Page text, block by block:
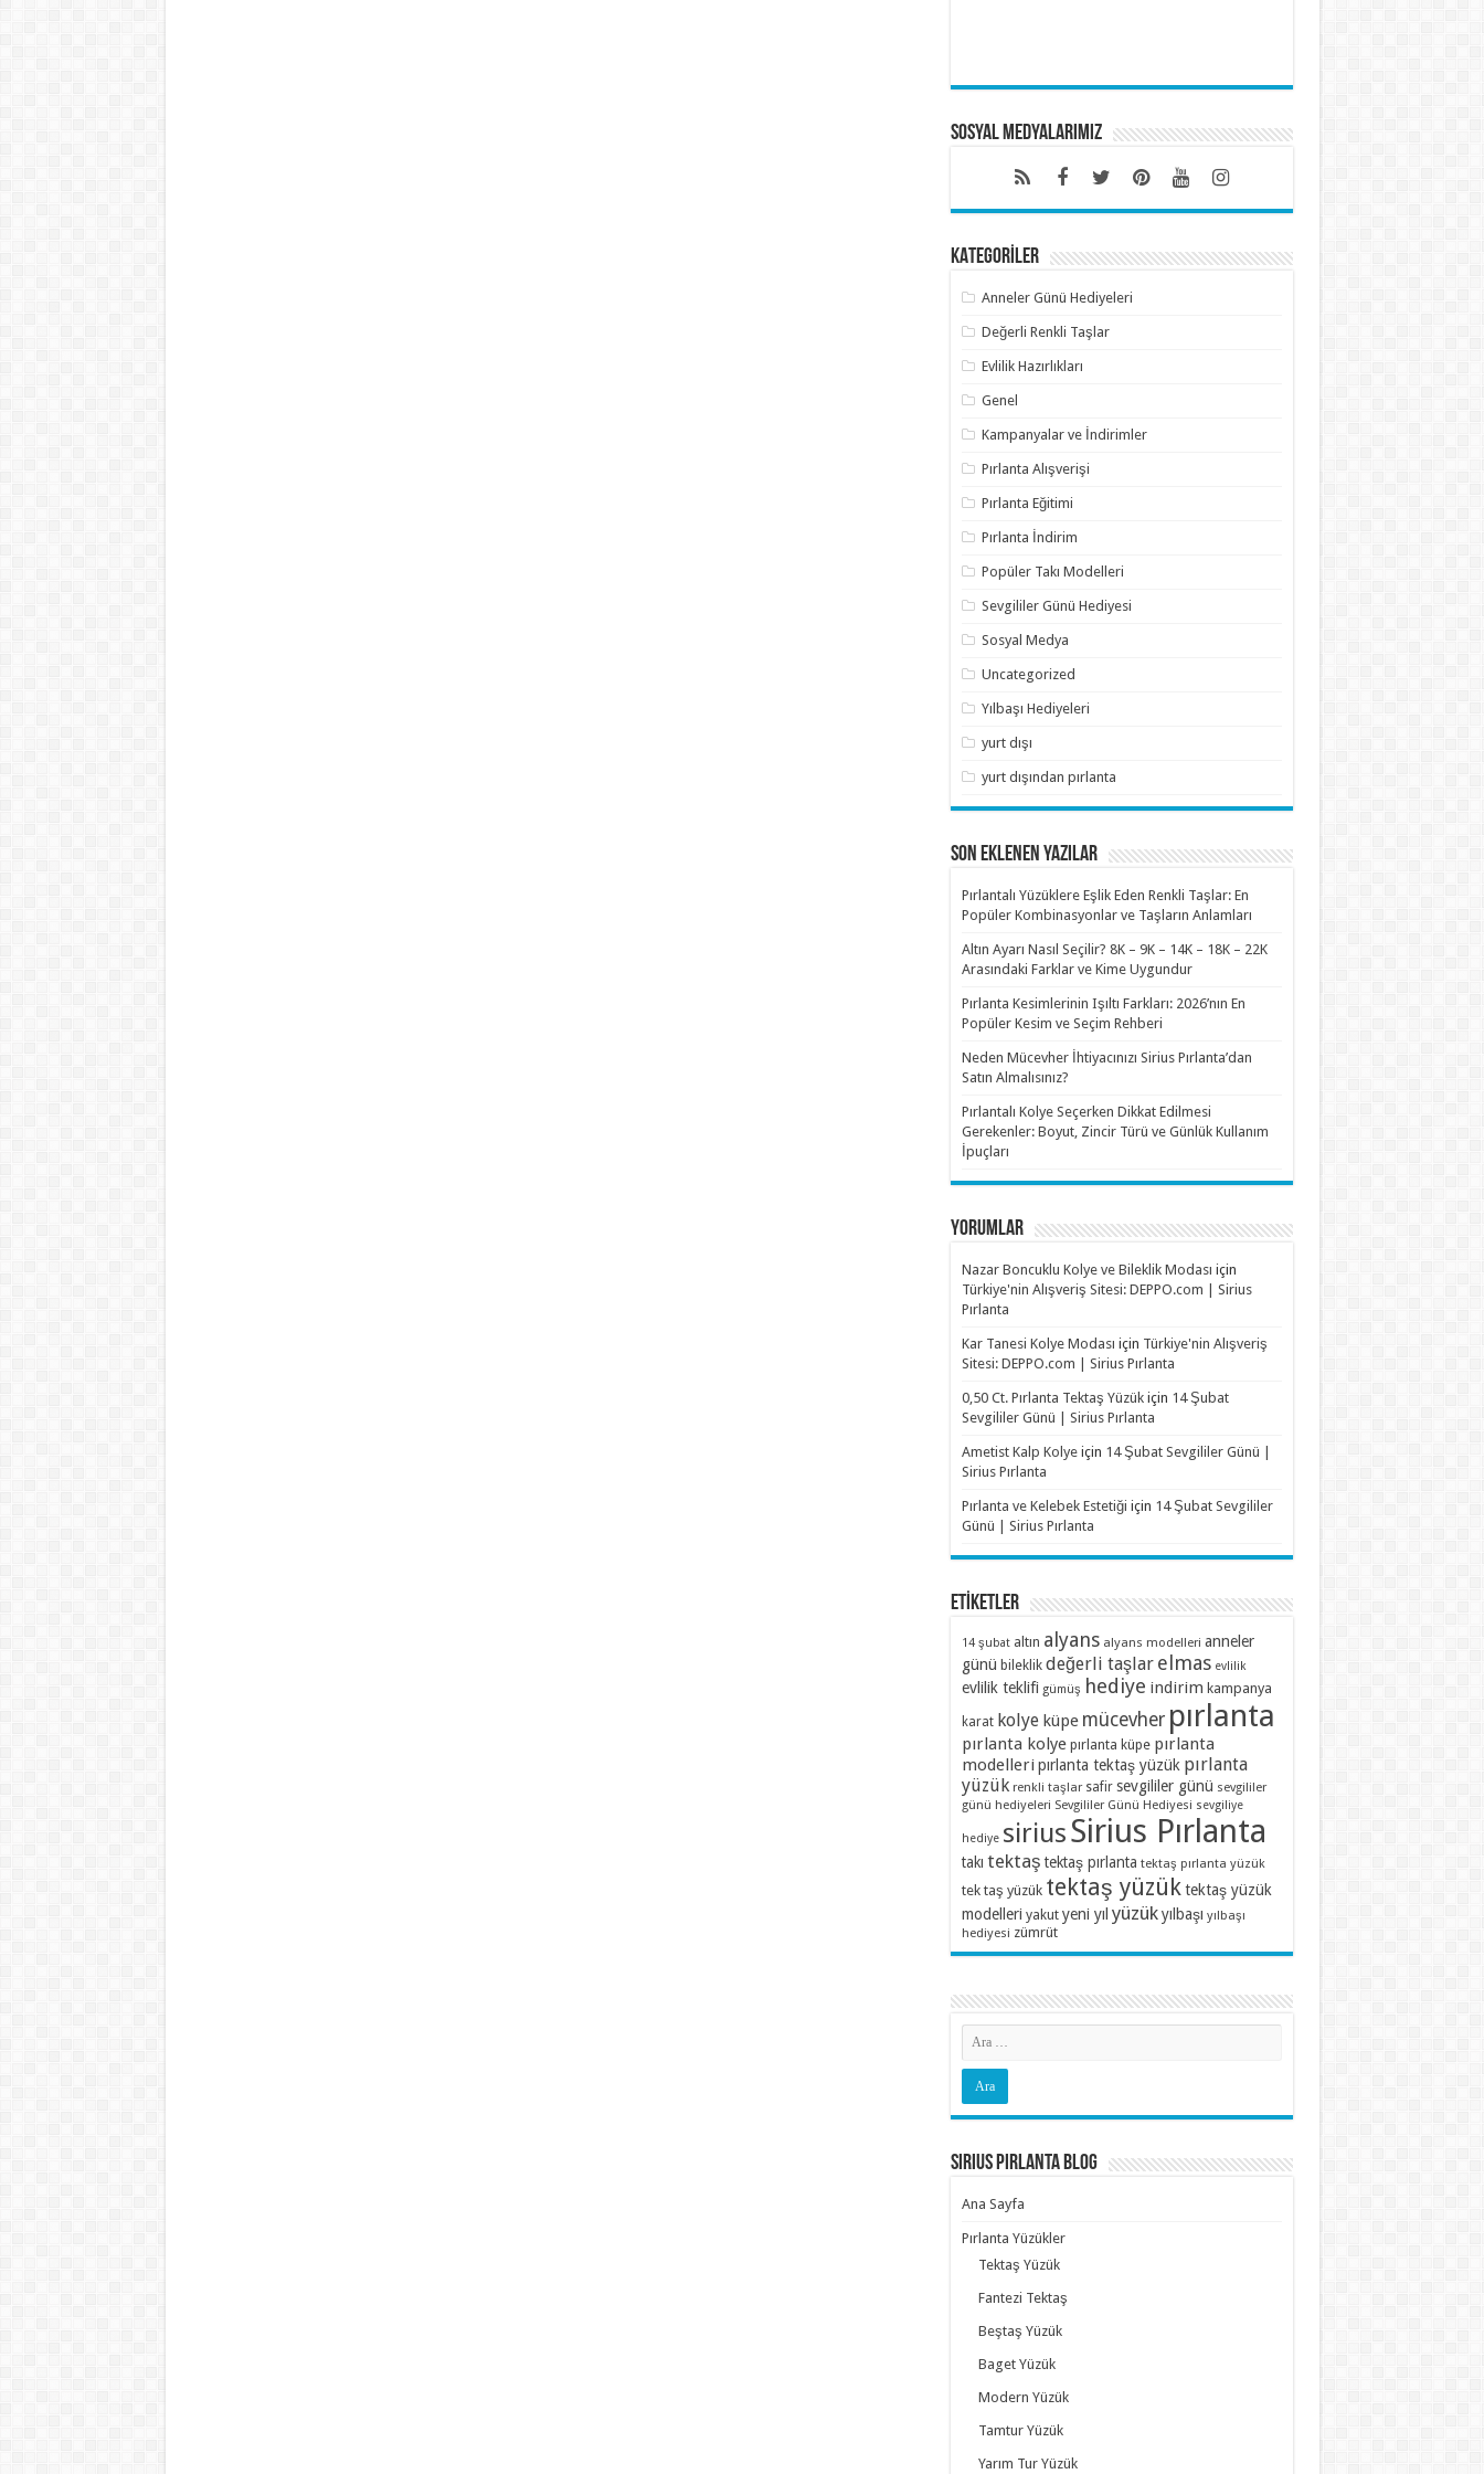
Sosyal Medyalarımız
KATEGORİLER
Anneler Günü Hediyeleri
Değerli Renkli Taşlar
Evlilik Hazırlıkları
Genel
Kampanyalar ve İndirimler
Pırlanta Alışverişi
Pırlanta Eğitimi
Pırlanta İndirim
Popüler Takı Modelleri
Sevgililer Günü Hediyesi
Sosyal Medya
Uncategorized
Yılbaşı Hediyeleri
yurt dışı
yurt dışından pırlanta
SON EKLENEN YAZILAR
Pırlantalı Yüzüklere Eşlik Eden Renkli Taşlar: En
Popüler Kombinasyonlar ve Taşların Anlamları
Altın Ayarı Nasıl Seçilir? 8K – 9K – 14K – 18K – 22K
Arasındaki Farklar ve Kime Uygundur
Pırlanta Kesimlerinin Işıltı Farkları: 2026’nın En
Popüler Kesim ve Seçim Rehberi
Neden Mücevher İhtiyacınızı Sirius Pırlanta’dan
Satın Almalısınız?
Pırlantalı Kolye Seçerken Dikkat Edilmesi
Gerekenler: Boyut, Zincir Türü ve Günlük Kullanım
İpuçları
YORUMLAR
Nazar Boncuklu Kolye ve Bileklik Modası için
Türkiye'nin Alışveriş Sitesi: DEPPO.com | Sirius
Pırlanta
Kar Tanesi Kolye Modası için Türkiye'nin Alışveriş
Sitesi: DEPPO.com | Sirius Pırlanta
0,50 Ct. Pırlanta Tektaş Yüzükiçin 14 Şubat
Sevgililer Günü | Sirius Pırlanta
Ametist Kalp Kolyeiçin 14 Şubat Sevgililer Günü |
Sirius Pırlanta
Pırlanta ve Kelebek Estetiği için 14 Şubat Sevgililer
Günü | Sirius Pırlanta
ETİKETLER
14 şubat altın alyans alyans modelleri anneler
günü bileklik değerli taşlar elmas evlilik
evlilik teklifi gümüş hediye indirim kampanya
karat kolye küpe mücevher pırlanta
pırlanta kolye pırlanta küpe pırlanta
modelleri pırlanta tektaş yüzük pırlanta
yüzük renkli taşlar safir sevgililer günü sevgililer
günü hediyeleri Sevgililer Günü Hediyesi sevgiliye
hediye siriusSirius Pırlanta
takı tektaş tektaş pırlanta tektaş pırlanta yüzük
tek taş yüzük tektaş yüzük tektaş yüzük
modelleri yakut yeni yıl yüzük yılbaşı yılbaşı
hediyesi zümrüt
Sirius Pırlanta Blog
Ana Sayfa
Pırlanta Yüzükler
Tektaş Yüzük
Fantezi Tektaş
Beştaş Yüzük
Baget Yüzük
Modern Yüzük
Tamtur Yüzük
Yarım Tur Yüzük